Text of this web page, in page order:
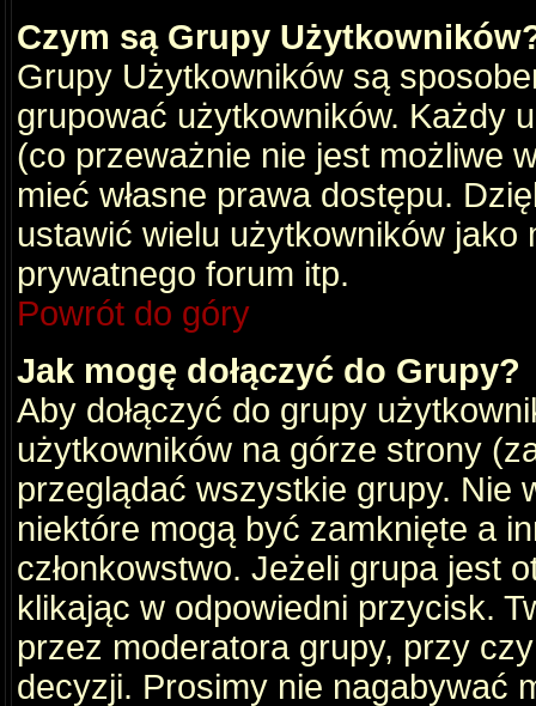
Czym są Grupy
Grupy Użytkowników są
grupować użytkowników. Każdy
(co przeważnie nie jest możliwe
mieć własne prawa dostępu.
ustawić wielu użytkowników
prywatnego forum itp.
Powrót do góry
Jak mogę dołączyć do Grupy?
Aby dołączyć do grupy
użytkowników na górze strony
przeglądać wszystkie grupy. Nie
niektóre mogą być zamknięte a
członkowstwo. Jeżeli grupa jest
klikając w odpowiedni przycisk.
przez moderatora grupy, przy
decyzji. Prosimy nie nagabywać